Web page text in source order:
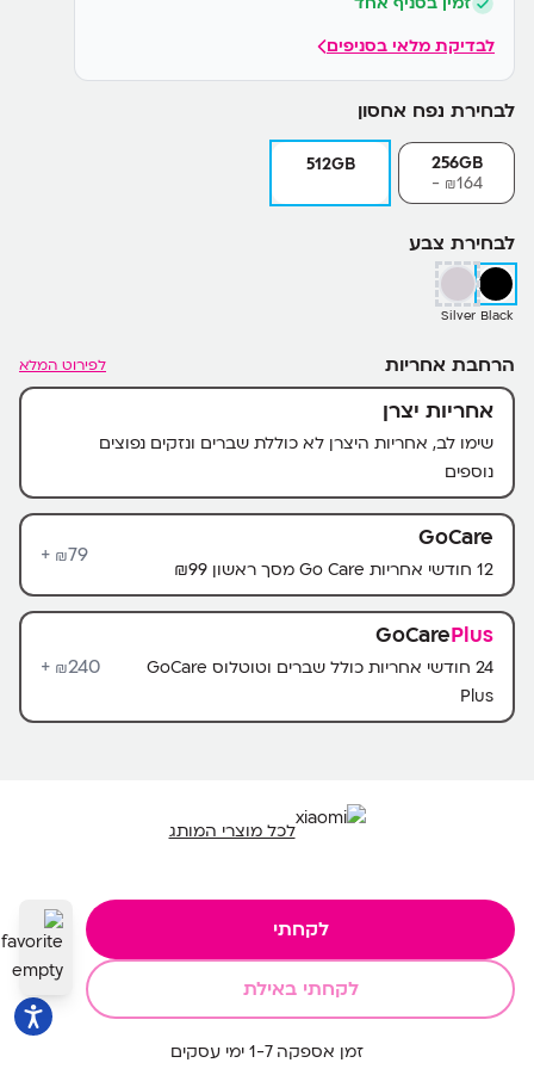
גרסאות עיקריות
לבדיקת מלאי בסניפים
לבחירת נפח אחסון
256GB
₪164-
512GB
לבחירת צבע
Black
Silver
הרחבת אחריות לפירוט המלא
אחריות יצרן
שימו לב, אחריות היצרן לא כוללת שברים ונזקים נפוצים
נוספים
GoCare
12 חודשי אחריות Go Care מסך ראשון ₪99
₪79+
GoCarePlus
24 חודשי אחריות כולל שברים וטוטלוס GoCare
Plus
₪240+
לכל מוצרי המותג
לקחתי
לקחתי באילת
זמן אספקה 1-7 ימי עסקים